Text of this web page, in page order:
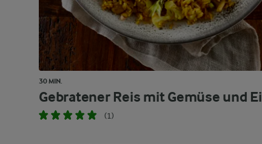
30 MIN.
Gebratener Reis mit Gemüse und Ei
(1)